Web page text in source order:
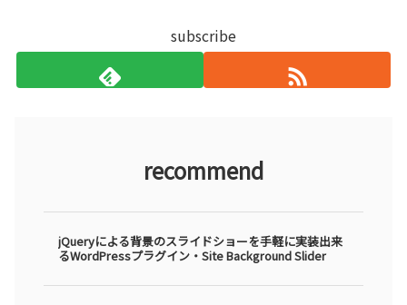
subscribe
recommend
jQueryによる背景のスライドショーを手軽に実装出来
るWordPressプラグイン・Site Background Slider